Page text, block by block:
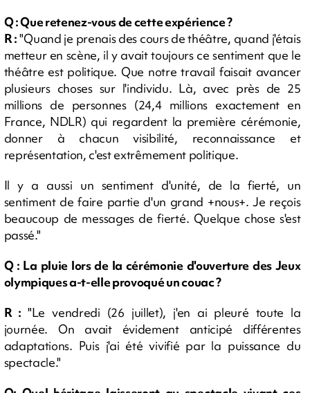
Q : Que retenez-vous de cette expérience ?
R :"Quand je prenais des cours de théâtre, quand j'étais
metteur en scène, il y avait toujours ce sentiment que le
théâtre est politique. Que notre travail faisait avancer
plusieurs choses sur l'individu. Là, avec près de 25
millions de personnes (24,4 millions exactement en
France, NDLR) qui regardent la première cérémonie,
donner à chacun visibilité, reconnaissance et
représentation, c'est extrêmement politique.
Il y a aussi un sentiment d'unité, de la fierté, un
sentiment de faire partie d'un grand +nous+. Je reçois
beaucoup de messages de fierté. Quelque chose s'est
passé."
Q : La pluie lors de la cérémonie d'ouverture des Jeux
olympiques a-t-elle provoqué un couac ?
R :"Le vendredi (26 juillet), j'en ai pleuré toute la
journée. On avait évidement anticipé différentes
adaptations. Puis j'ai été vivifié par la puissance du
spectacle."